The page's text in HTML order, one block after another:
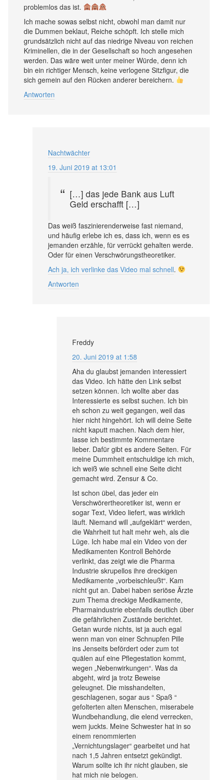
problemlos das ist.
Ich mache sowas selbst nicht, obwohl man damit nur
die Dummen beklaut, Reiche schöpft. Ich stelle mich
grundsätzlich nicht auf das niedrige Niveau von reichen
Kriminellen, die in der Gesellschaft so hoch angesehen
werden. Das wäre weit unter meiner Würde, denn ich
bin ein richtiger Mensch, keine verlogene Sitzfigur, die
sich gemein auf den Rücken anderer bereichern.
Antworten
Nachtwächter
19. Juni 2019 at 13:01
[…] das jede Bank aus Luft
Geld erschafft […]
Das weiß faszinierenderweise fast niemand,
und häufig erlebe ich es, dass ich, wenn es es
jemanden erzähle, für verrückt gehalten werde.
Oder für einen Verschwörungstheoretiker.
Ach ja, ich verlinke das Video mal schnell.
Antworten
Freddy
20. Juni 2019 at 1:58
Aha du glaubst jemanden interessiert
das Video. Ich hätte den Link selbst
setzen können. Ich wollte aber das
Interessierte es selbst suchen. Ich bin
eh schon zu weit gegangen, weil das
hier nicht hingehört. Ich will deine Seite
nicht kaputt machen. Nach dem hier,
lasse ich bestimmte Kommentare
lieber. Dafür gibt es andere Seiten. Für
meine Dummheit entschuldige ich mich,
ich weiß wie schnell eine Seite dicht
gemacht wird. Zensur & Co.
Ist schon übel, das jeder ein
Verschwörertheoretiker ist, wenn er
sogar Text, Video liefert, was wirklich
läuft. Niemand will „aufgeklärt“ werden,
die Wahrheit tut halt mehr weh, als die
Lüge. Ich habe mal ein Video von der
Medikamenten Kontroll Behörde
verlinkt, das zeigt wie die Pharma
Industrie skrupellos ihre dreckigen
Medikamente „vorbeischleußt“. Kam
nicht gut an. Dabei haben seriöse Ärzte
zum Thema dreckige Medikamente,
Pharmaindustrie ebenfalls deutlich über
die gefährlichen Zustände berichtet.
Getan wurde nichts, ist ja auch egal
wenn man von einer Schnupfen Pille
ins Jenseits befördert oder zum tot
quälen auf eine Pflegestation kommt,
wegen „Nebenwirkungen“. Was da
abgeht, wird ja trotz Beweise
geleugnet. Die misshandelten,
geschlagenen, sogar aus “ Spaß “
gefolterten alten Menschen, miserabele
Wundbehandlung, die elend verrecken,
wem juckts. Meine Schwester hat in so
einem renommierten
„Vernichtungslager“ gearbeitet und hat
nach 1,5 Jahren entsetzt gekündigt.
Warum sollte ich ihr nicht glauben, sie
hat mich nie belogen.